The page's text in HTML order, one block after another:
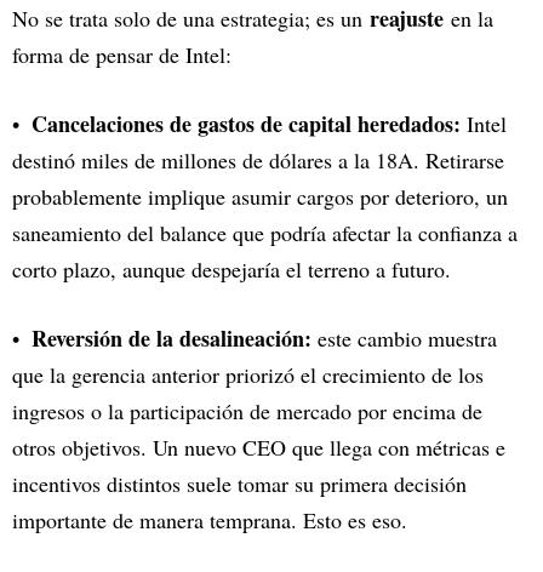
No se trata solo de una estrategia; es un reajuste en la
forma de pensar de Intel:
Cancelaciones de gastos de capital heredados: Intel
destinó miles de millones de dólares a la 18A. Retirarse
probablemente implique asumir cargos por deterioro, un
saneamiento del balance que podría afectar la confianza a
corto plazo, aunque despejaría el terreno a futuro.
Reversión de la desalineación: este cambio muestra
que la gerencia anterior priorizó el crecimiento de los
ingresos o la participación de mercado por encima de
otros objetivos. Un nuevo CEO que llega con métricas e
incentivos distintos suele tomar su primera decisión
importante de manera temprana. Esto es eso.